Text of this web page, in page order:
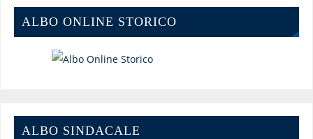
ALBO ONLINE STORICO
ALBO SINDACALE